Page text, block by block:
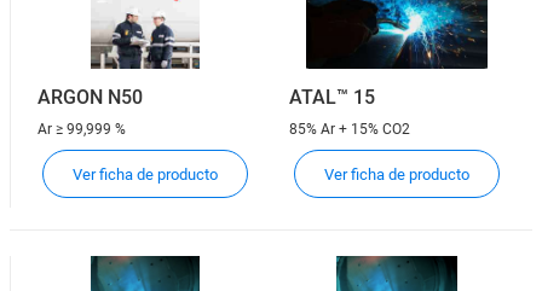
ARGÓN N50
Ar ≥ 99,999 %
Ver ficha de producto
ATAL™ 15
85% Ar + 15% CO2
Ver ficha de producto